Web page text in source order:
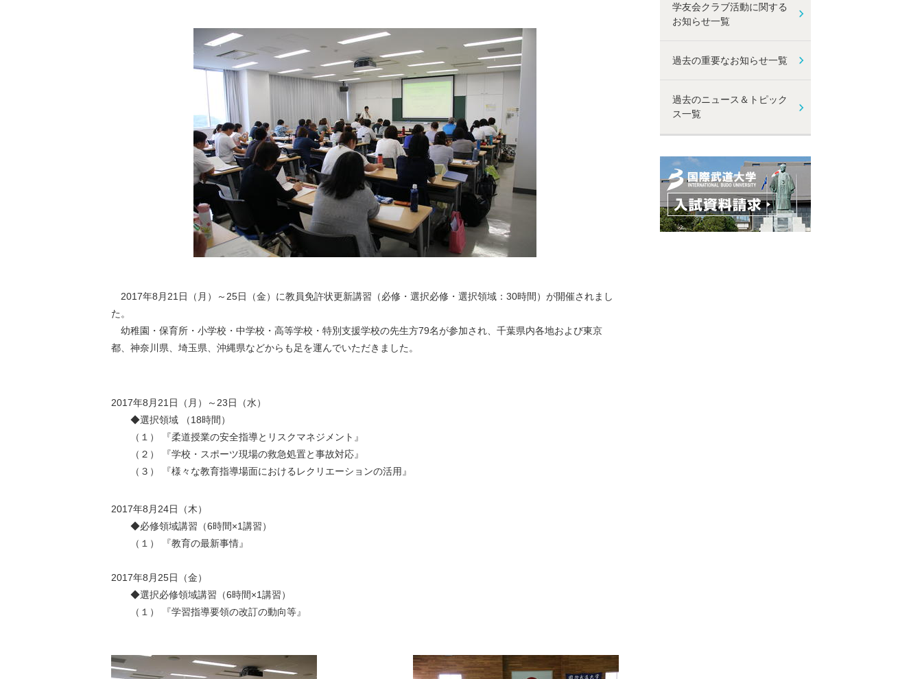
2017年8月21日（月）～25日（金）に教員免許状更新講習（必修・選択必修・選択領域：30時間）が開催されまし
た。
幼稚園・保育所・小学校・中学校・高等学校・特別支援学校の先生方79名が参加され、千葉県内各地および東京
都、神奈川県、埼玉県、沖縄県などからも足を運んでいただきました。
2017年8月21日（月）～23日（水）
◆選択領域 （18時間）
（１） 『柔道授業の安全指導とリスクマネジメント』
（２） 『学校・スポーツ現場の救急処置と事故対応』
（３） 『様々な教育指導場面におけるレクリエーションの活用』
2017年8月24日（木）
◆必修領域講習（6時間×1講習）
（１） 『教育の最新事情』
2017年8月25日（金）
◆選択必修領域講習（6時間×1講習）
（１） 『学習指導要領の改訂の動向等』
学友会クラブ活動に関する
お知らせ一覧
過去の重要なお知らせ一覧
過去のニュース＆トピック
ス一覧